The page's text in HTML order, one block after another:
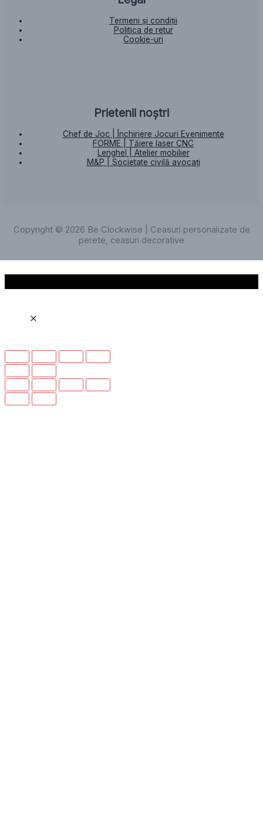
Termeni și condiții
Politica de retur
Cookie-uri
Prietenii noștri
Chef de Joc | Închiriere Jocuri Evenimente
FORME | Tăiere laser CNC
Lenghel | Atelier mobilier
M&P | Societate civilă avocați
Copyright © 2026 Be Clockwise | Ceasuri personalizate de
perete, ceasuri decorative